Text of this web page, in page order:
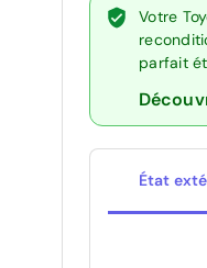
Votre
parfait
État